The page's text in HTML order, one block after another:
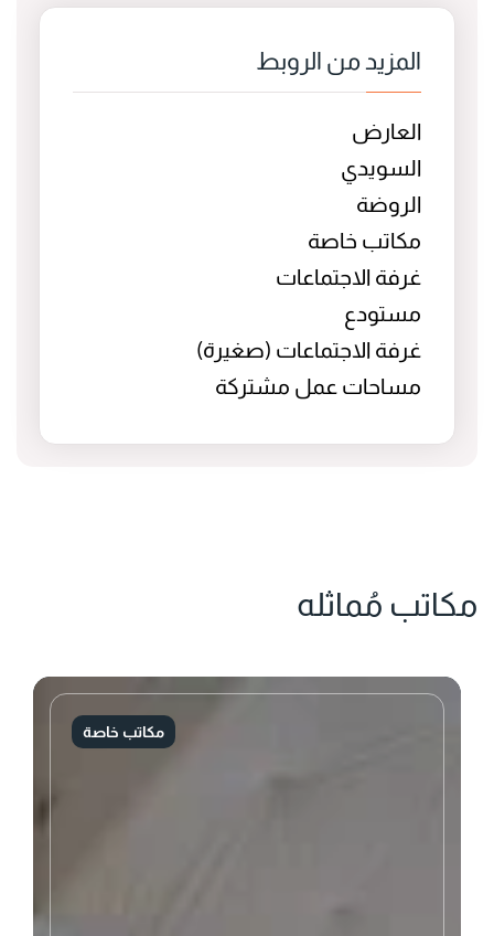
المزيد من الروبط
العارض
السويدي
الروضة
مكاتب خاصة
غرفة الاجتماعات
مستودع
غرفة الاجتماعات (صغيرة)
مساحات عمل مشتركة
مكاتب مُماثله
مكاتب خاصة